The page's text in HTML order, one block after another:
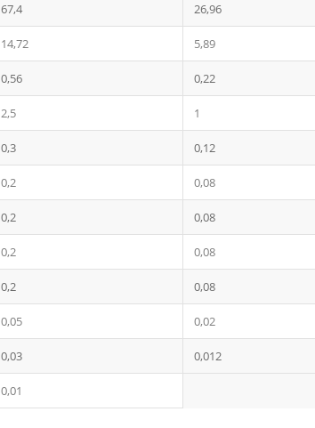
67,4 26,96
14,72 5,89
0,56 0,22
2,5 1
0,3 0,12
0,2 0,08
0,2 0,08
0,2 0,08
0,2 0,08
0,05 0,02
0,03 0,012
0,01